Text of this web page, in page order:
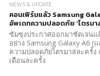
NEWS & UPDATE
คอนเฟิร์มแล้ว Samsung
อัพเดทความปลอดภัย ‘ไตรมา
ซัมซุงประกาศออกมาชัดเจน
อย่าง Samsung Galaxy A6
ความปลอดภัยไตรมาสละครั้ง
เดือนละครั้ง